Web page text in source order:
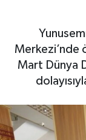
Merkezi’nde
Mart Dünya
Son
Haber